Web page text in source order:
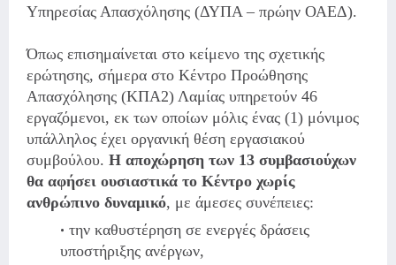
Υπηρεσίας Απασχόλησης (ΔΥΠΑ – πρώην ΟΑΕΔ).
Όπως επισημαίνεται στο κείμενο της σχετικής
ερώτησης, σήμερα στο Κέντρο Προώθησης
Απασχόλησης (ΚΠΑ2) Λαμίας υπηρετούν 46
εργαζόμενοι, εκ των οποίων μόλις ένας (1) μόνιμος
υπάλληλος έχει οργανική θέση εργασιακού
συμβούλου. Η αποχώρηση των 13 συμβασιούχων
θα αφήσει ουσιαστικά το Κέντρο χωρίς
ανθρώπινο δυναμικό, με άμεσες συνέπειες:
την καθυστέρηση σε ενεργές δράσεις
υποστήριξης ανέργων,